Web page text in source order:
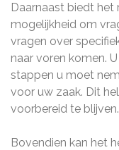
Daarnaast biedt het
mogelijkheid om
vragen over
naar voren komen.
stappen u moet
voor uw zaak. Dit
voorbereid te blijven.
Bovendien kan het